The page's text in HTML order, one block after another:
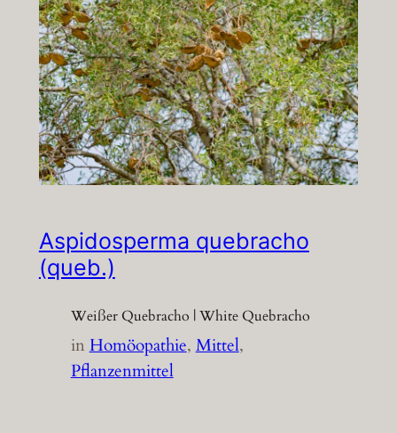
Aspidosperma quebracho
(queb.)
Weißer Quebracho | White Quebracho
inHomöopathie, Mittel
Pflanzenmittel